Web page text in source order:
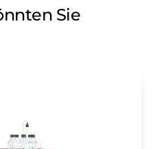
Sie